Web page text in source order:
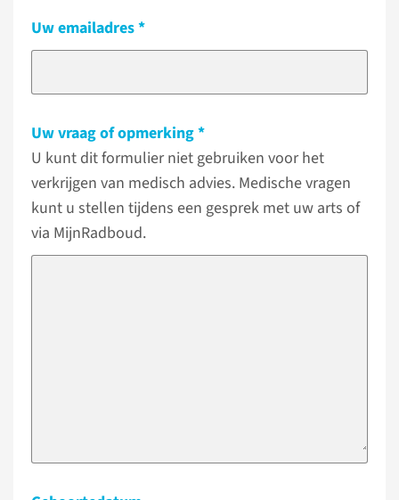
Uw emailadres
Uw vraag of opmerking
U kunt dit formulier niet gebruiken voor het
verkrijgen van medisch advies. Medische vragen
kunt u stellen tijdens een gesprek met uw arts of
via MijnRadboud.